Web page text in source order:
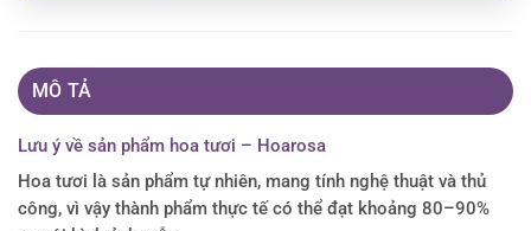
MÔ TẢ
Lưu ý về sản phẩm hoa tươi – Hoarosa
Hoa tươi là sản phẩm tự nhiên, mang tính nghệ thuật và thủ
công, vì vậy thành phẩm thực tế có thể đạt khoảng 80–90%